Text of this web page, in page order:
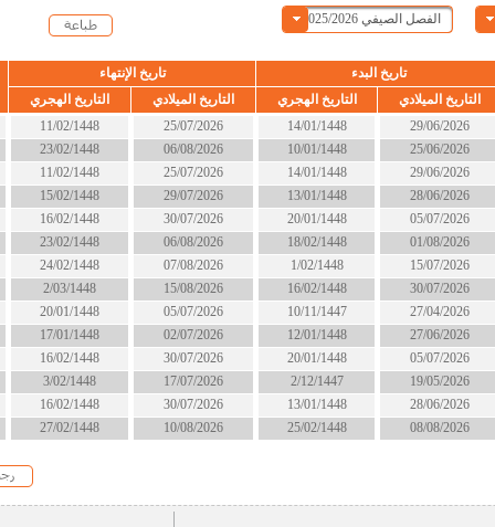
الحالة
التاريخ الهجري
التاريخ الميلادي
التاريخ الهجري
14/01/1448
10/01/1448
14/01/1448
13/01/1448
20/01/1448
18/02/1448
1/02/1448
16/02/1448
10/11/1447
12/01/1448
20/01/1448
2/12/1447
13/01/1448
25/02/1448
25/07/2026
06/08/2026
25/07/2026
29/07/2026
30/07/2026
06/08/2026
07/08/2026
15/08/2026
05/07/2026
02/07/2026
30/07/2026
17/07/2026
30/07/2026
10/08/2026
11/02/1448
23/02/1448
11/02/1448
15/02/1448
16/02/1448
23/02/1448
24/02/1448
2/03/1448
20/01/1448
17/01/1448
16/02/1448
3/02/1448
16/02/1448
27/02/1448